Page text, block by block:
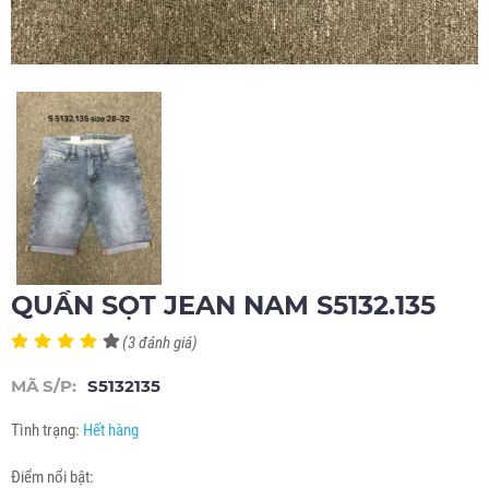
QUẦN SỌT JEAN NAM S5132.135
(3 đánh giá)
MÃ S/P: S5132135
Tình trạng: Hết hàng
Điểm nổi bật: